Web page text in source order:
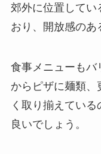
郊外に位置してい
おり、開放感のあ
食事メニューもバ
からピザに麺類
く取り揃えてい
良いでしょう。